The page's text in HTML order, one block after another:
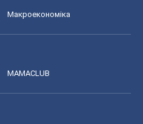
Макроекономіка
MAMACLUB